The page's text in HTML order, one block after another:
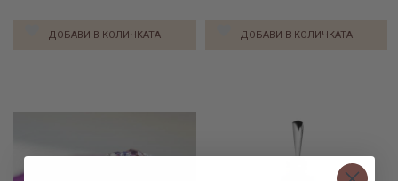
ДОБАВИ В КОЛИЧКАТА ДОБАВИ В КОЛИЧКАТА